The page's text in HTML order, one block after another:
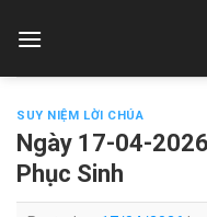
SUY NIỆM LỜI CHÚA
Ngày 17-04-
Phục Sinh